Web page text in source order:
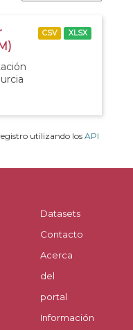
CSV XLSX
utilizando los API
Datasets
Contacto
Acerca
del
portal
Información